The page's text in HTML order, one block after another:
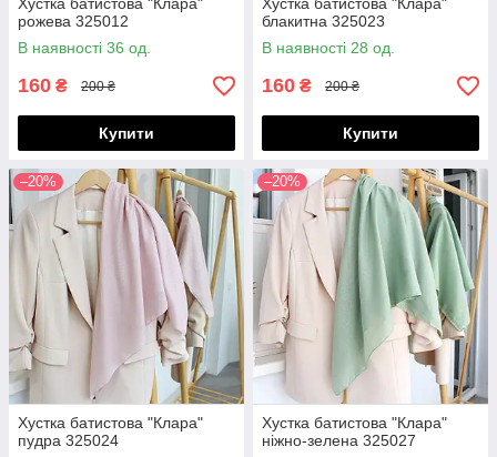
рожева 325012
В наявності 36 од.
160 ₴ 200 ₴
Купити
блакитна 325023
В наявності 28 од.
160 ₴ 200 ₴
Купити
–20%
Хустка батистова "Клара"
пудра 325024
–20%
Хустка батистова "Клара"
ніжно-зелена 325027